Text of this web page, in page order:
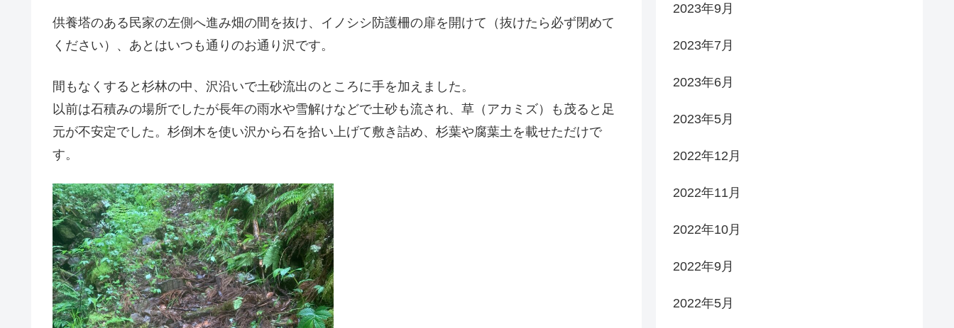
供養塔のある民家の左側へ進み畑の間を抜け、イノシシ防護柵の扉を開けて（抜けたら必ず閉めて
ください）、あとはいつも通りのお通り沢です。
間もなくすると杉林の中、沢沿いで土砂流出のところに手を加えました。
以前は石積みの場所でしたが長年の雨水や雪解けなどで土砂も流され、草（アカミズ）も茂ると足
元が不安定でした。杉倒木を使い沢から石を拾い上げて敷き詰め、杉葉や腐葉土を載せただけで
す。
2023年9月
2023年7月
2023年6月
2023年5月
2022年12月
2022年11月
2022年10月
2022年9月
2022年5月